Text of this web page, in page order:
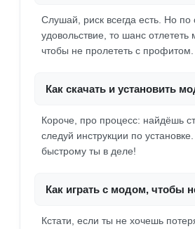
Слушай, риск всегда есть. Но по
удовольствие, то шанс
чтобы не пролететь с
Как скачать и установить
Короче, про процесс: найдёшь
следуй инструкции по
быстрому ты в деле!
Как играть с модом, чтобы
Кстати, если ты не хочешь